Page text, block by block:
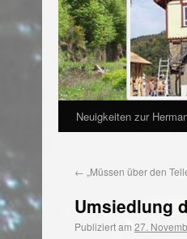
Neuigkeiten zur
← „Müssen über den
Umsiedlung
Publiziert am 27.